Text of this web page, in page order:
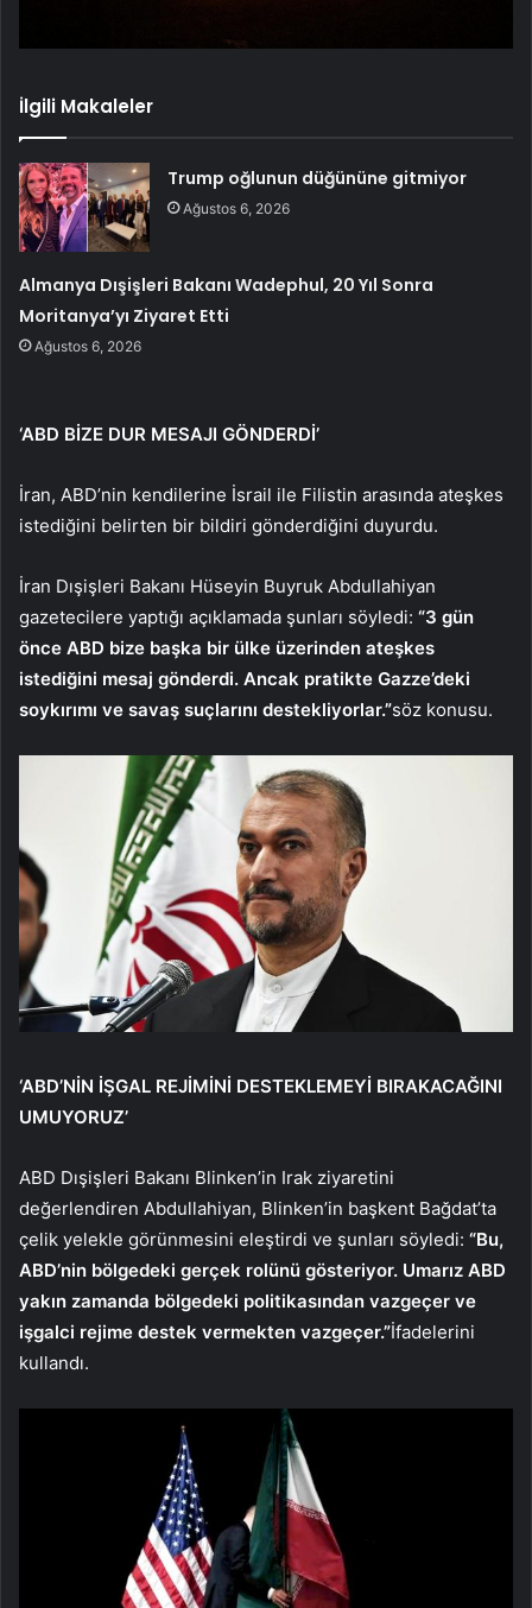
İlgili Makaleler
Trump oğlunun düğününe gitmiyor
Ağustos 6, 2026
Almanya Dışişleri Bakanı Wadephul, 20 Yıl Sonra
Moritanya’yı Ziyaret Etti
Ağustos 6, 2026
‘ABD BİZE DUR MESAJI GÖNDERDİ’
İran, ABD’nin kendilerine İsrail ile Filistin arasında ateşkes
istediğini belirten bir bildiri gönderdiğini duyurdu.
İran Dışişleri Bakanı Hüseyin Buyruk Abdullahiyan
gazetecilere yaptığı açıklamada şunları söyledi: “3 gün
önce ABD bize başka bir ülke üzerinden ateşkes
istediğini mesaj gönderdi. Ancak pratikte Gazze’deki
soykırımı ve savaş suçlarını destekliyorlar.”söz konusu.
‘ABD’NİN İŞGAL REJİMİNİ DESTEKLEMEYİ BIRAKACAĞINI
UMUYORUZ’
ABD Dışişleri Bakanı Blinken’in Irak ziyaretini
değerlendiren Abdullahiyan, Blinken’in başkent Bağdat’ta
çelik yelekle görünmesini eleştirdi ve şunları söyledi: “Bu,
ABD’nin bölgedeki gerçek rolünü gösteriyor. Umarız ABD
yakın zamanda bölgedeki politikasından vazgeçer ve
işgalci rejime destek vermekten vazgeçer.”İfadelerini
kullandı.